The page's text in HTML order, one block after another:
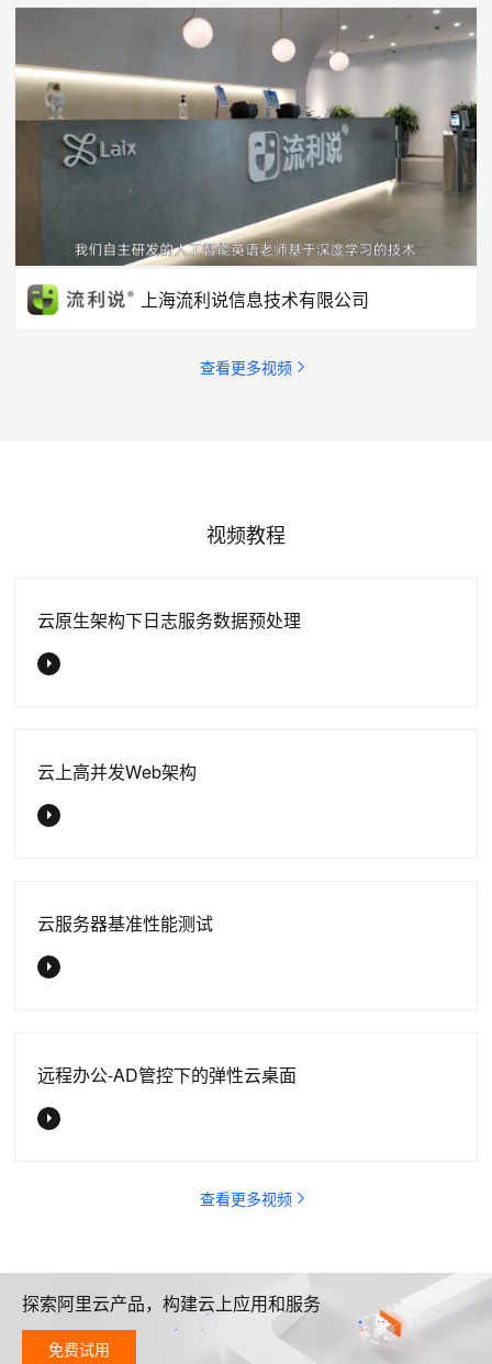
上海流利说信息技术有限公司
查看更多视频
视频教程
云原生架构下日志服务数据预处理
云上高并发Web架构
云服务器基准性能测试
远程办公-AD管控下的弹性云桌面
查看更多视频
探索阿里云产品，构建云上应用和服务
免费试用